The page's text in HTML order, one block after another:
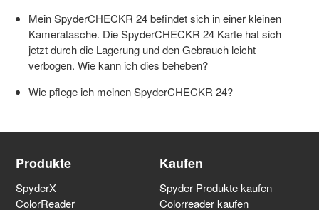
Spyder Accessories - Spyder Zubehör
Datacolor LightColor Meter
Mein SpyderCHECKR 24 befindet sich in einer kleinen
Kameratasche. Die SpyderCHECKR 24 Karte hat sich
jetzt durch die Lagerung und den Gebrauch leicht
verbogen. Wie kann ich dies beheben?
Wie pflege ich meinen SpyderCHECKR 24?
Produkte
SpyderX
ColorReader
Kaufen
Spyder Produkte kaufen
Colorreader kaufen